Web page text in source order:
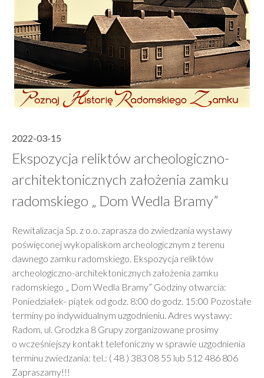
2022-03-15
Ekspozycja reliktów archeologiczno-
architektonicznych założenia zamku
radomskiego „ Dom Wedla Bramy”
Rewitalizacja Sp. z o.o. zaprasza do zwiedzania wystawy
poświęconej wykopaliskom archeologicznym z terenu
dawnego zamku radomskiego. Ekspozycja reliktów
archeologiczno-architektonicznych założenia zamku
radomskiego „ Dom Wedla Bramy” Godziny otwarcia:
Poniedziałek- piątek od godz. 8:00 do godz. 15:00 Pozostałe
terminy po indywidualnym uzgodnieniu. Adres wystawy:
Radom, ul. Grodzka 8 Grupy zorganizowane prosimy
o wcześniejszy kontakt telefoniczny w sprawie uzgodnienia
terminu zwiedzania: tel.: ( 48 ) 383 08 55 lub 512 486 806
Zapraszamy!!!